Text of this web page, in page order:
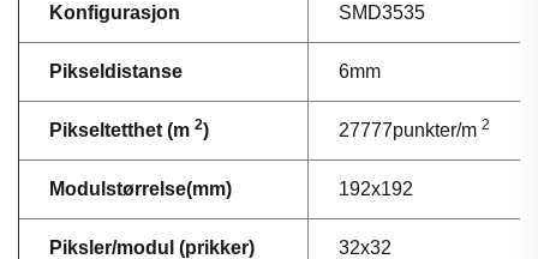
Konfigurasjon SMD3535
Pikseldistanse 6mm
Pikseltetthet (m 2) 27777punkter/m 2
Modulstørrelse(mm) 192x192
Piksler/modul (prikker) 32x32